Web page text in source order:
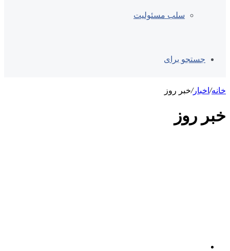
سلب مسئولیت
جستجو برای
خانه/ اخبار/خبر روز
خبر روز